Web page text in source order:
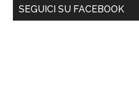
SEGUICI SU FACEBOOK